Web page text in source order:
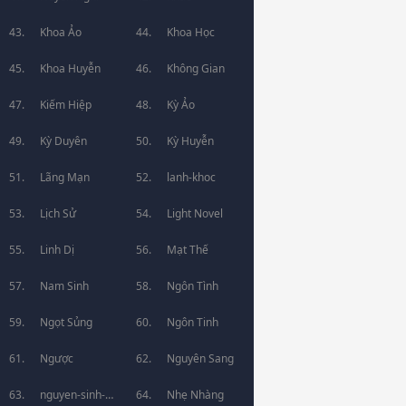
Khoa Ảo Khoa Học
Khoa Huyễn Không Gian
Kiếm Hiệp Kỳ Ảo
Kỳ Duyên Kỳ Huyễn
Lãng Mạn lanh-khoc
Lịch Sử Light Novel
Linh Dị Mạt Thế
Nam Sinh Ngôn Tình
Ngọt Sủng Ngôn Tinh
Ngược Nguyên Sang
nguyen-sinh- Nhẹ Nhàng